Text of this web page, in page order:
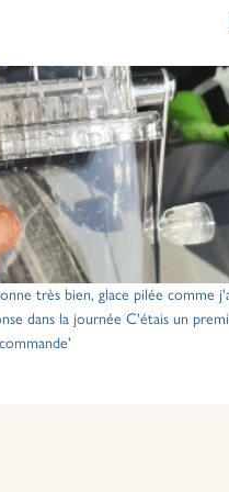
très bien, glace pilée comme
dans la journée C'étais un